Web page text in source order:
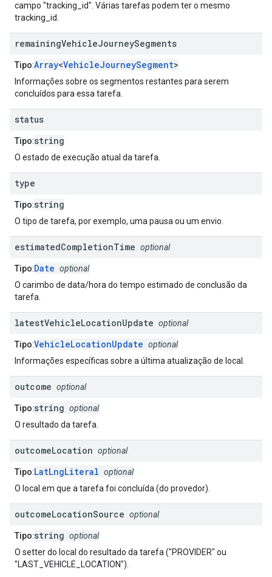
campo "tracking_id". Várias tarefas podem ter o mesmo
tracking_id.
remainingVehicleJourneySegments
Tipo:Array<VehicleJourneySegment>
Informações sobre os segmentos restantes para serem
concluídos para essa tarefa.
status
Tipo:string
O estado de execução atual da tarefa.
type
Tipo:string
O tipo de tarefa, por exemplo, uma pausa ou um envio.
estimatedCompletionTime optional
Tipo:Date optional
O carimbo de data/hora do tempo estimado de conclusão da
tarefa.
latestVehicleLocationUpdate optional
Tipo:VehicleLocationUpdate optional
Informações específicas sobre a última atualização de local.
outcome optional
Tipo:string optional
O resultado da tarefa.
outcomeLocation optional
Tipo:LatLngLiteral optional
O local em que a tarefa foi concluída (do provedor).
outcomeLocationSource optional
Tipo:string optional
O setter do local do resultado da tarefa ("PROVIDER" ou
"LAST_VEHICLE_LOCATION").